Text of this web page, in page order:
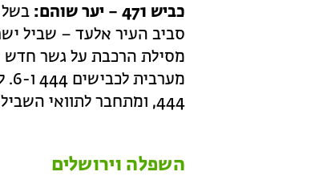
כביש 471 – יער שוהם:
בשל
סביב העיר אלעד – שביל
מסילת הרכבת על גשר חדש
444, ומתחבר לתוואי השביל הישן ביער ברקת בחורבת תנשמת.
השפלה וירושלים